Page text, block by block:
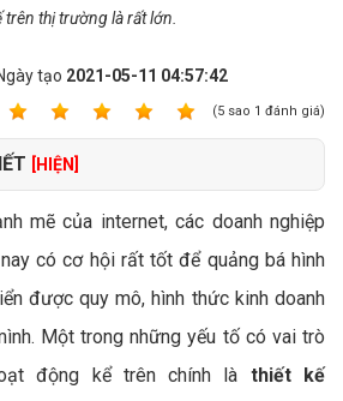
thị trường là rất lớn.
tạo 2021-05-11 04:57:42
(5 sao 1 đánh giá)
[HIỆN]
mẽ của internet, các doanh nghiệp
có cơ hội rất tốt để quảng bá hình
được quy mô, hình thức kinh doanh
Một trong những yếu tố có vai trò
động kể trên chính là thiết kế